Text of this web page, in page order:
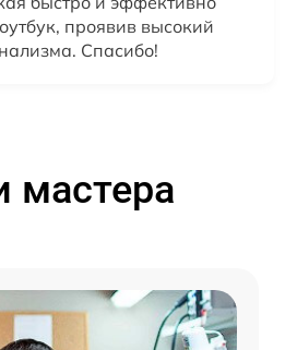
проявив высокий
Спасибо!
мастера